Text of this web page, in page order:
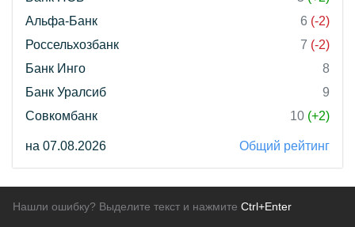
Альфа-Банк
6 (-2)
Россельхозбанк
7 (-2)
Банк Инго
8
Банк Уралсиб
9
Совкомбанк
10 (+2)
на 07.08.2026 Общий рейтинг
Нашли ошибку? Выделите текст и нажмите Ctrl+Enter